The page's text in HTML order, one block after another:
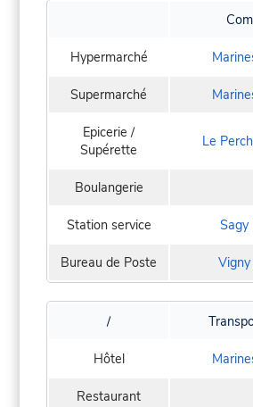
Hypermarché
Supermarché
Epicerie /
Supérette
Le
Boulangerie
Station service Sagy
Bureau de Poste Vigny
/
Hôtel
Restaurant